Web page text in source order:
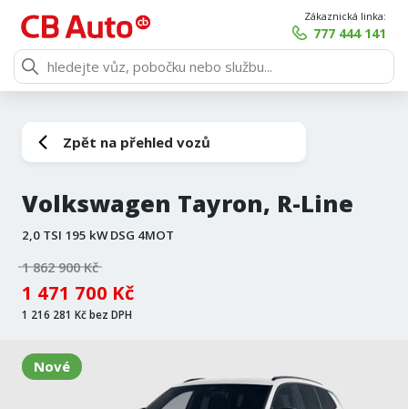
Zákaznická linka:
777 444 141
Zpět na přehled vozů
Volkswagen Tayron, R-Line
2,0 TSI 195 kW DSG 4MOT
1 862 900 Kč
1 471 700 Kč
1 216 281 Kč bez DPH
Nové